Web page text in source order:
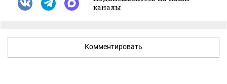
каналы
Комментировать